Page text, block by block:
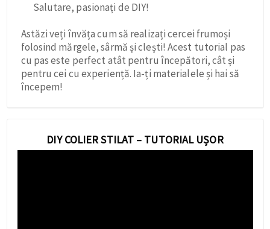
Salutare, pasionați de DIY!
Astăzi veți învăța cum să realizați cercei frumoși
folosind mărgele, sârmă și clești! Acest tutorial pas
cu pas este perfect atât pentru începători, cât și
pentru cei cu experiență. Ia-ți materialele și hai să
începem!
DIY COLIER STILAT – TUTORIAL UȘOR